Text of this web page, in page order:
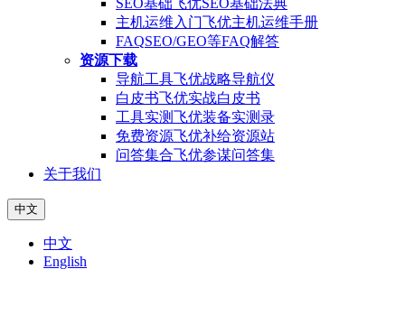
SEO基础飞优SEO基础法典
主机运维入门飞优主机运维手册
FAQSEO/GEO等FAQ解答
资源下载
导航工具飞优战略导航仪
白皮书飞优实战白皮书
工具实测飞优装备实测录
免费资源飞优补给资源站
问答集合飞优参谋问答集
关于我们
中文
中文
English